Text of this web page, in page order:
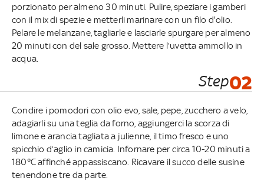
porzionato per almeno 30 minuti. Pulire, speziare i gamberi
con il mix di spezie e metterli marinare con un filo d'olio.
Pelare le melanzane, tagliarle e lasciarle spurgare per almeno
20 minuti con del sale grosso. Mettere l’uvetta ammollo in
acqua.
Step02
Condire i pomodori con olio evo, sale, pepe, zucchero a velo,
adagiarli su una teglia da forno, aggiungerci la scorza di
limone e arancia tagliata a julienne, il timo fresco e uno
spicchio d’aglio in camicia. Infornare per circa 10-20 minuti a
180°C affinché appassiscano. Ricavare il succo delle susine
tenendone tre da parte.